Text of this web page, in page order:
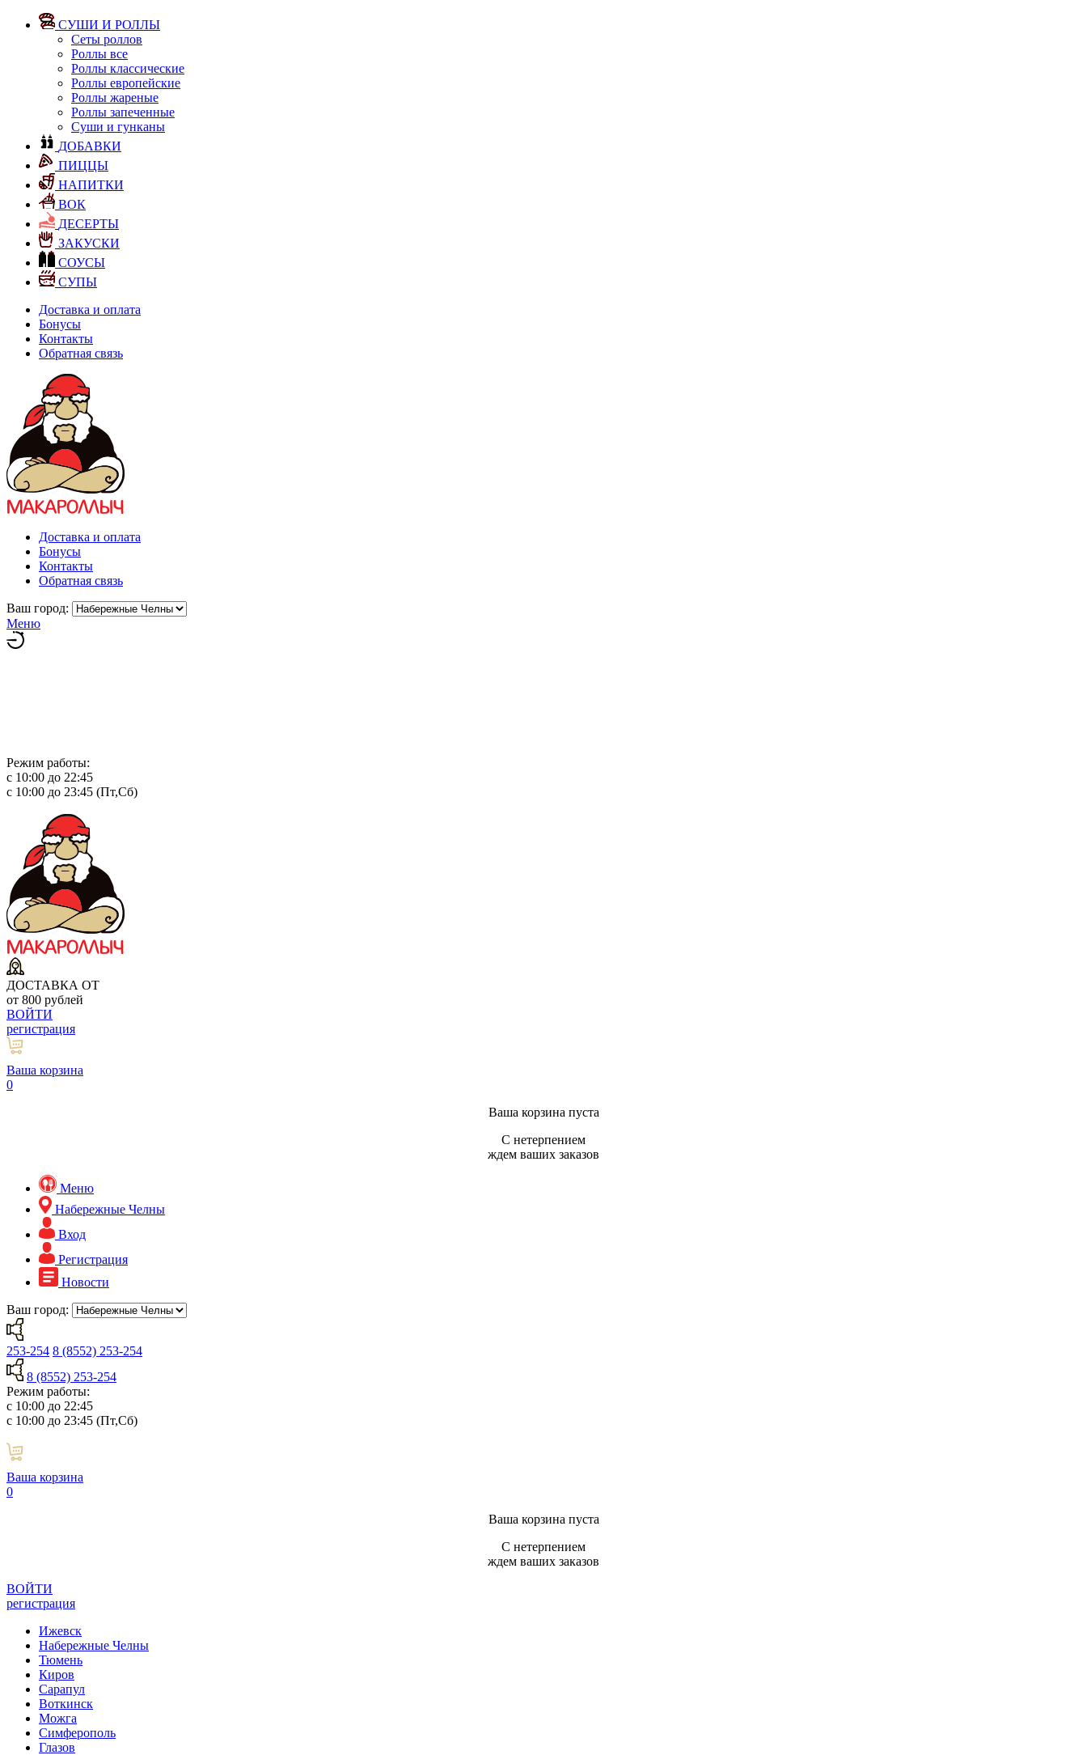
СУШИ И РОЛЛЫ
Сеты роллов
Роллы все
Роллы классические
Роллы европейские
Роллы жареные
Роллы запеченные
Суши и гунканы
ДОБАВКИ
ПИЦЦЫ
НАПИТКИ
ВОК
ДЕСЕРТЫ
ЗАКУСКИ
СОУСЫ
СУПЫ
Доставка и оплата
Бонусы
Контакты
Обратная связь
Доставка и оплата
Бонусы
Контакты
Обратная связь
Ваш город:
Меню
Режим работы:
с 10:00 до 22:45
с 10:00 до 23:45 (Пт,Сб)
ДОСТАВКА ОТ
от 800 рублей
ВОЙТИ
регистрация
Ваша корзина
0
Ваша корзина пуста
С нетерпением
ждем ваших заказов
Меню
Набережные Челны
Вход
Регистрация
Новости
Ваш город:
253-254 8 (8552) 253-254
8 (8552) 253-254
Режим работы:
с 10:00 до 22:45
с 10:00 до 23:45 (Пт,Сб)
Ваша корзина
0
Ваша корзина пуста
С нетерпением
ждем ваших заказов
ВОЙТИ
регистрация
Ижевск
Набережные Челны
Тюмень
Киров
Сарапул
Воткинск
Можга
Симферополь
Глазов